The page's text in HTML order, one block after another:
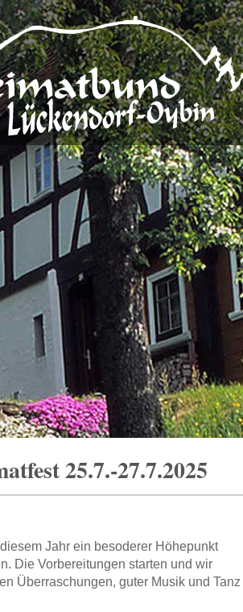
25.7.-27.7.2025
Jahr ein besoderer Höhepunkt
Die Vorbereitungen starten und wir
Überraschungen, guter Musik und Tanz